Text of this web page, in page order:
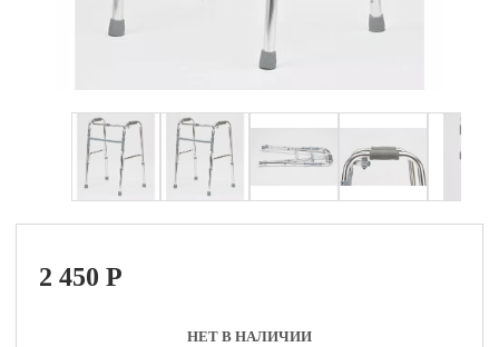
2 450P
НЕТ В НАЛИЧИИ